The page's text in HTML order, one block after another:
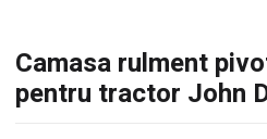
Camasa rulment
pentru tractor John